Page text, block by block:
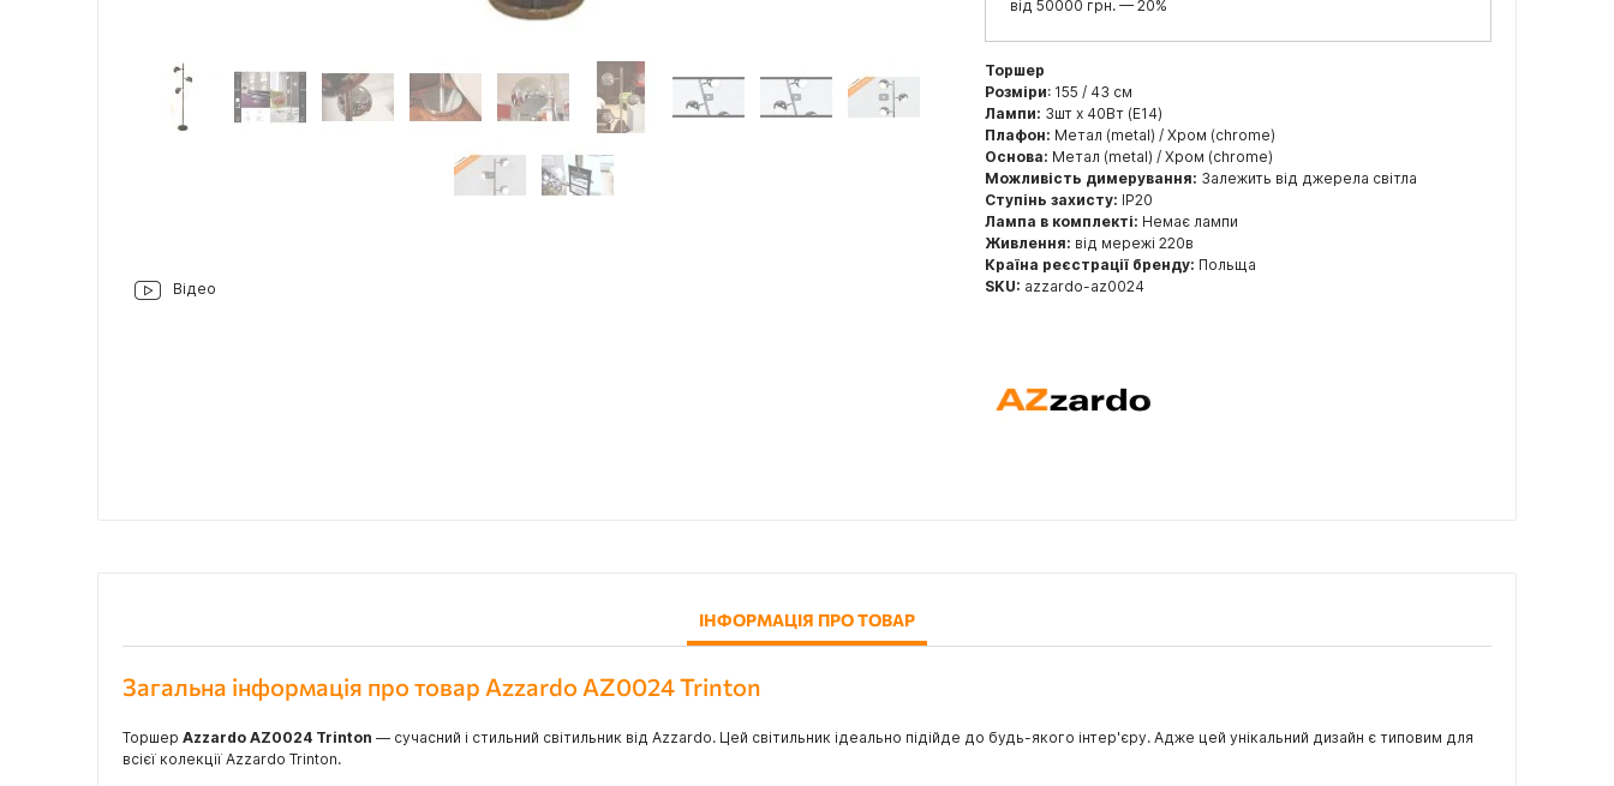
Відео
від 50000 грн. — 20%
Торшер
Розміри: 155 / 43 см
Лампи: 3шт x 40Вт (E14)
Плафон: Метал (metal) / Хром (chrome)
Основа: Метал (metal) / Хром (chrome)
Можливість димерування: Залежить від джерела світла
Ступінь захисту: IP20
Лампа в комплекті: Немає лампи
Живлення: від мережі 220в
Країна реєстрації бренду: Польща
SKU: azzardo-az0024
ІНФОРМАЦІЯ ПРО ТОВАР
Загальна інформація про товар Azzardo AZ0024 Trinton
Торшер Azzardo AZ0024 Trinton — сучасний і стильний світильник від Azzardo. Цей світильник ідеально підійде до будь-якого інтер'єру. Адже цей унікальний дизайн є типовим для
всієї колекції Azzardo Trinton.